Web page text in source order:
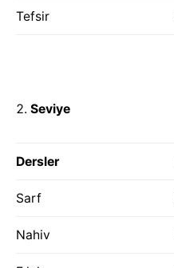
Tefsir
Seviye
Dersler
Sarf
Nahiv